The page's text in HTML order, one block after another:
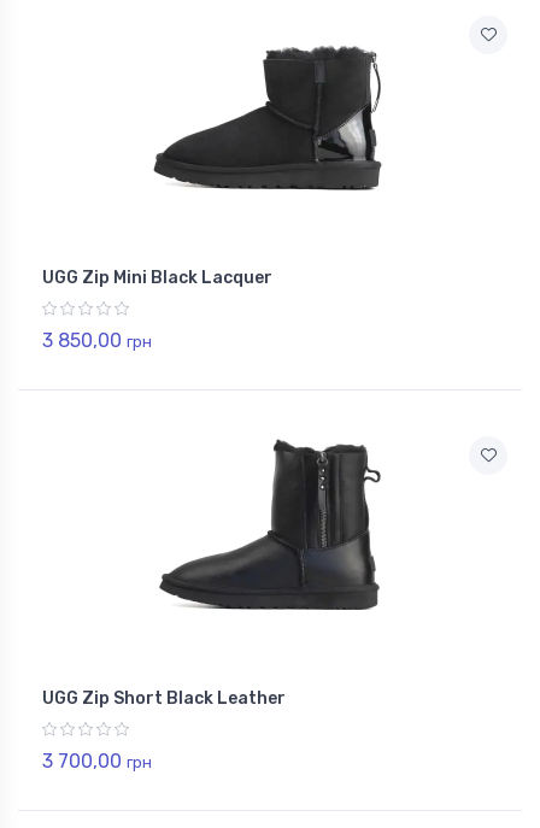
UGG Zip Mini Black Lacquer
3 850,00 грн
UGG Zip Short Black Leather
3 700,00 грн